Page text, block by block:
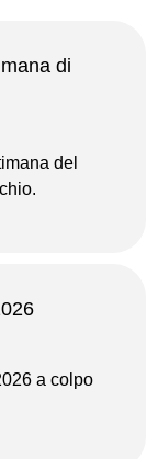
di
del
a colpo